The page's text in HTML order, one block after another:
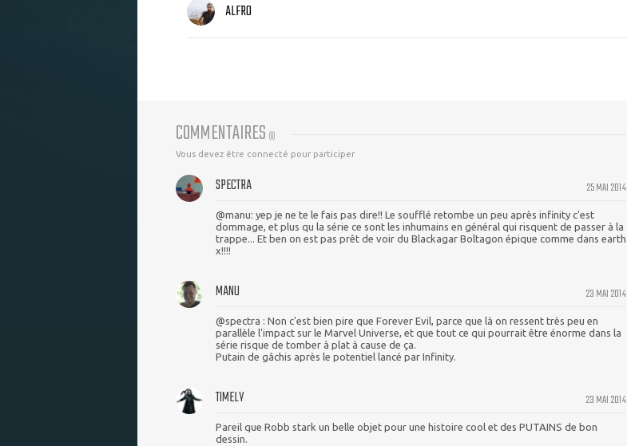
ALFRO
COMMENTAIRES (8)
Vous devez être connecté pour participer
25 MAI 2014
SPECTRA
@manu: yep je ne te le fais pas dire!! Le soufflé retombe un peu après infinity c'est
dommage, et plus qu la série ce sont les inhumains en général qui risquent de passer à la
trappe... Et ben on est pas prêt de voir du Blackagar Boltagon épique comme dans earth
x!!!!
23 MAI 2014
MANU
@spectra : Non c'est bien pire que Forever Evil, parce que là on ressent très peu en
parallèle l'impact sur le Marvel Universe, et que tout ce qui pourrait être énorme dans la
série risque de tomber à plat à cause de ça.
Putain de gâchis après le potentiel lancé par Infinity.
23 MAI 2014
TIMELY
Pareil que Robb stark un belle objet pour une histoire cool et des PUTAINS de bon
dessin.